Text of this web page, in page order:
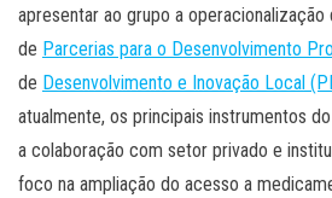
apresentar ao grupo a operacionalização
de Parcerias para o Desenvolvimento
de Desenvolvimento e Inovação Local
atualmente, os principais instrumentos
a colaboração com setor privado e
foco na ampliação do acesso a